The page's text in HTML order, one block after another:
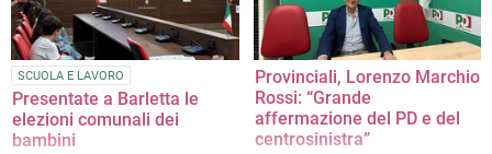
SCUOLA E LAVORO
Presentate a Barletta le
elezioni comunali dei
bambini
Provinciali, Lorenzo Marchio
Rossi: “Grande
affermazione del PD e del
centrosinistra”